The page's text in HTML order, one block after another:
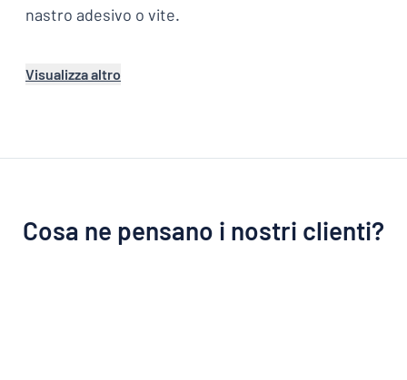
nastro adesivo o vite.
Visualizza altro
Cosa ne pensano i nostri clienti?